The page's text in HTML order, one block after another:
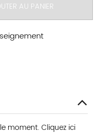
AU PANIER
moment. Cliquez ici